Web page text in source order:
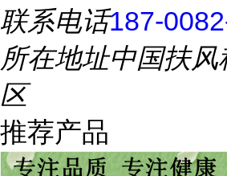
联系电话187-
所在地址中国扶风
区
推荐产品